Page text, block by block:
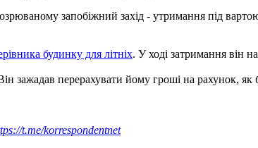
запобіжний захід - утримання під
будинку для літніх. У ході затримання він
зажадав перерахувати йому гроші на рахунок, як
t.me/korrespondentnet